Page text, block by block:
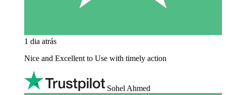
1 dia atrás
Nice and Excellent to Use with timely action
Sohel Ahmed